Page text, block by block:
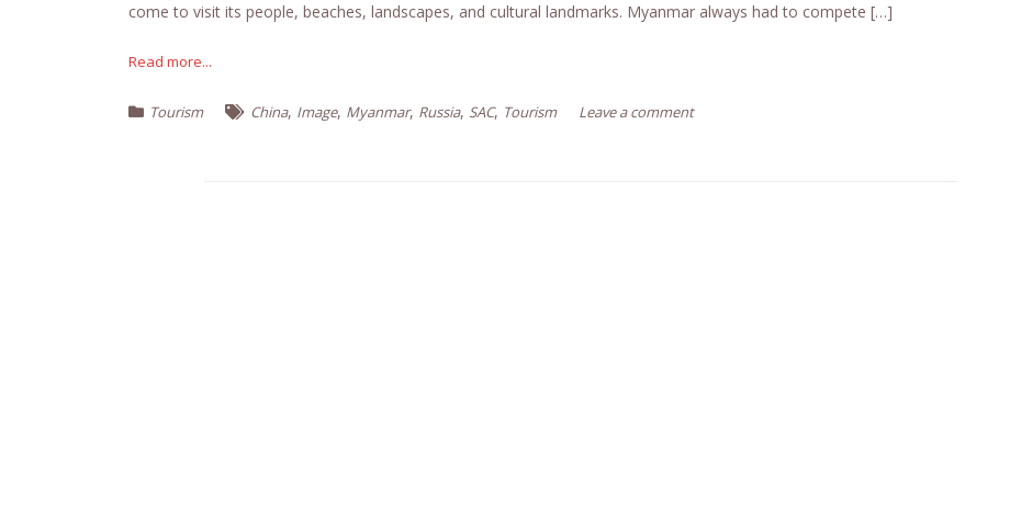
come to visit its people, beaches, landscapes, and cultural landmarks. Myanmar always had to compete […]
Read more...
Tourism China, Image, Myanmar, Russia, SAC, Tourism Leave a comment